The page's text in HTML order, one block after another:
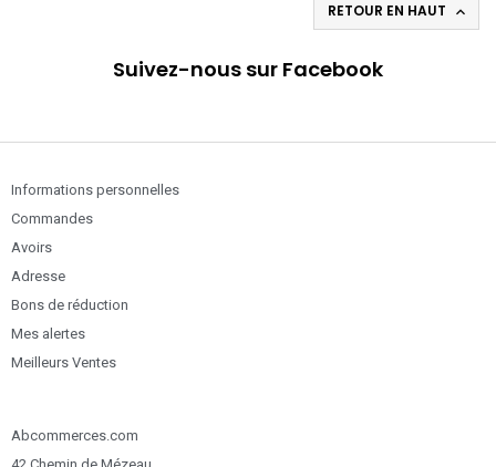
RETOUR EN HAUT 
Suivez-nous sur Facebook
Informations personnelles
Commandes
Avoirs
Adresse
Bons de réduction
Mes alertes
Meilleurs Ventes
Abcommerces.com